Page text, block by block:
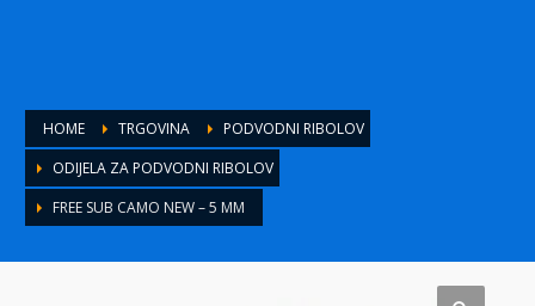
HOME TRGOVINA
PODVODNI RIBOLOV
ODIJELA ZA PODVODNI RIBOLOV
FREE SUB CAMO NEW – 5 MM
FREE SUB CAMO NEW – 5 mm